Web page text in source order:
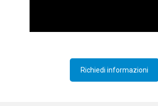
Richiedi informazioni